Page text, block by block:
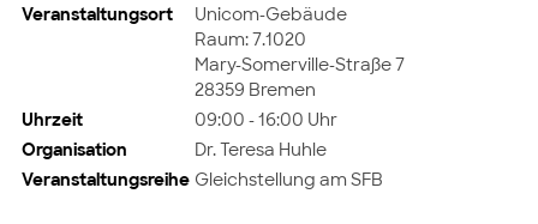
Veranstaltungsort
Unicom-Gebäude
Raum: 7.1020
Mary-Somerville-Straße 7
28359 Bremen
Uhrzeit
09:00 - 16:00 Uhr
Organisation
Dr. Teresa Huhle
Veranstaltungsreihe Gleichstellung am SFB